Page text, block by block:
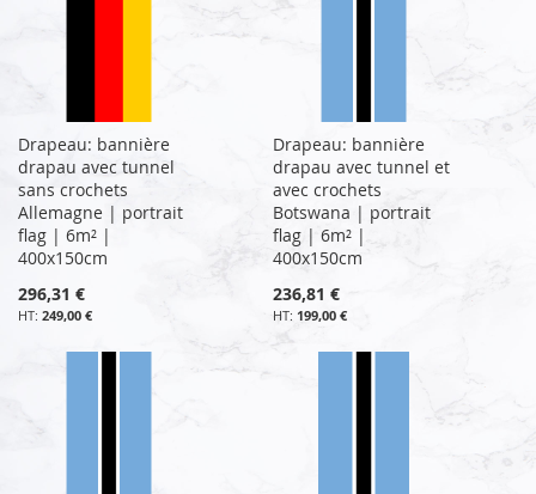
Drapeau: bannière
drapau avec tunnel
sans crochets
Allemagne | portrait
flag | 6m² |
400x150cm
296,31 €
249,00 €
Drapeau: bannière
drapau avec tunnel et
avec crochets
Botswana | portrait
flag | 6m² |
400x150cm
236,81 €
199,00 €